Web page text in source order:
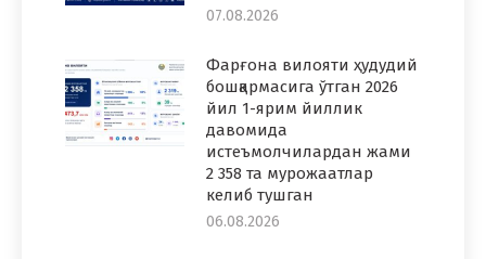
07.08.2026
Фарғона вилояти ҳудудий
бошқармасига ўтган 2026
йил 1-ярим йиллик
давомида
истеъмолчилардан жами
2 358 та мурожаатлар
келиб тушган
06.08.2026